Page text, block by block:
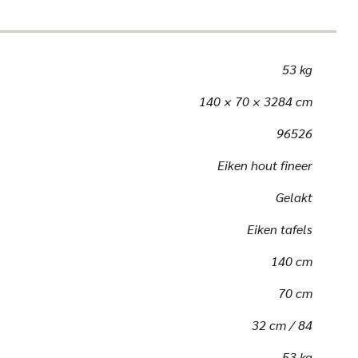
53 kg
140 × 70 × 3284 cm
96526
Eiken hout fineer
Gelakt
Eiken tafels
140 cm
70 cm
32 cm / 84